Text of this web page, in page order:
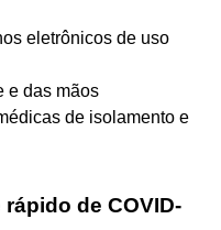
eletrônicos de uso
e das mãos
de isolamento e
de COVID-